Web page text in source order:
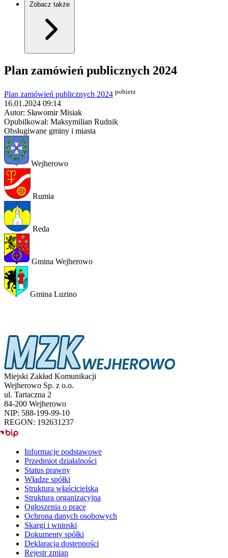
Zobacz także
Plan zamówień publicznych 2024
Plan zamówień publicznych 2024 pobierz
16.01.2024 09:14
Autor: Sławomir Misiak
Opubilkował: Maksymilian Rudnik
Obsługiwane gminy i miasta
Wejherowo
Rumia
Reda
Gmina Wejherowo
Gmina Luzino
Miejski Zakład Komunikacji
Wejherowo Sp. z o.o.
ul. Tartaczna 2
84-200 Wejherowo
NIP: 588-199-99-10
REGON: 192631237
Informacje podstawowe
Przedmiot działalności
Status prawny
Władze spółki
Struktura właścicielska
Struktura organizacyjna
Ogłoszenia o pracę
Ochrona danych osobowych
Skargi i wnioski
Dokumenty spółki
Deklaracja dostępności
Rejestr zmian